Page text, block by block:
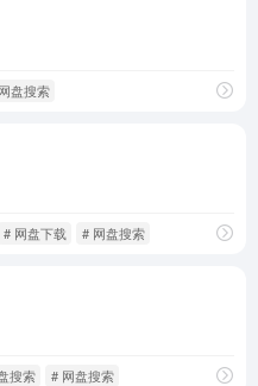
盘搜索
# 网盘下载 # 网盘搜索
搜索 # 网盘搜索